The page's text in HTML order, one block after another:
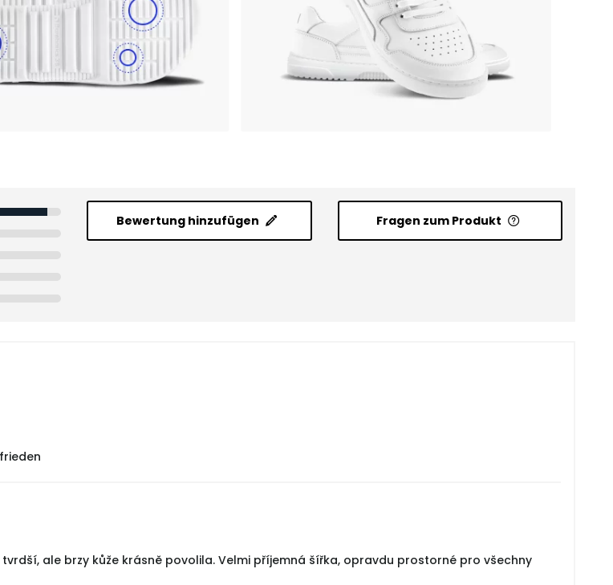
Bewertung hinzufügen Fragen zum Produkt
ale brzy kůže krásně povolila. Velmi příjemná šířka, opravdu prostorné pro všechny